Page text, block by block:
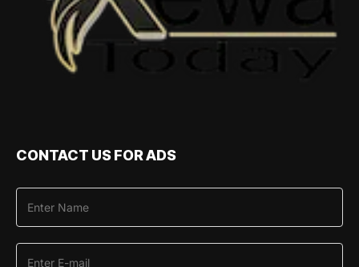
CONTACT US FOR ADS